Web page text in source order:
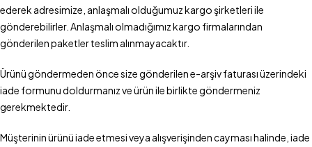
ederek adresimize, anlaşmalı olduğumuz kargo şirketleri ile
gönderebilirler. Anlaşmalı olmadığımız kargo firmalarından
gönderilen paketler teslim alınmayacaktır.
Ürünü göndermeden önce size gönderilen e-arşiv faturası üzerindeki
iade formunu doldurmanız ve ürün ile birlikte göndermeniz
gerekmektedir.
Müşterinin ürünü iade etmesi veya alışverişinden cayması halinde, iade